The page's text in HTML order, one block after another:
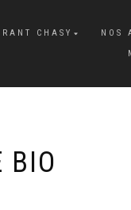
CHASY
NOS
BIO